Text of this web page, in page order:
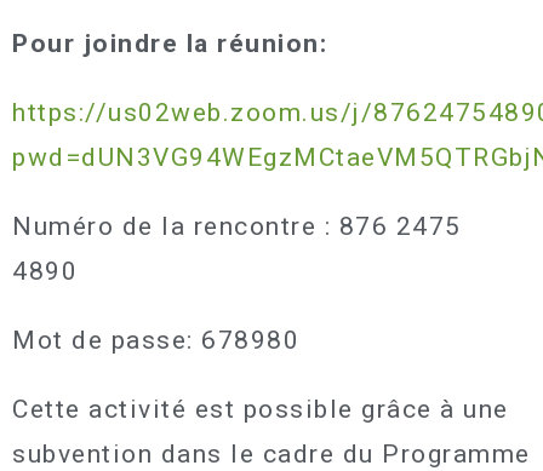
Pour joindre la réunion:
https://us02web.zoom.us/j/
Numéro de la rencontre : 876 2475
4890
Mot de passe: 678980
Cette activité est possible grâce à une
subvention dans le cadre du Programme